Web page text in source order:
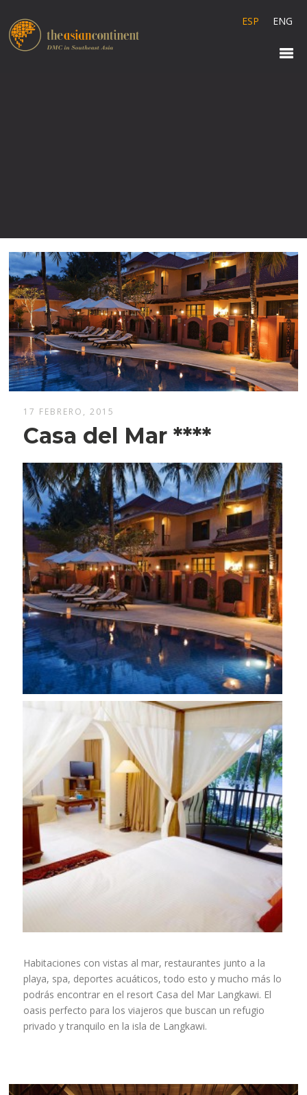
ESP ENG
17 FEBRERO, 2015
Casa del Mar ****
Habitaciones con vistas al mar, restaurantes junto a la
playa, spa, deportes acuáticos, todo esto y mucho más lo
podrás encontrar en el resort Casa del Mar Langkawi. El
oasis perfecto para los viajeros que buscan un refugio
privado y tranquilo en la isla de Langkawi.